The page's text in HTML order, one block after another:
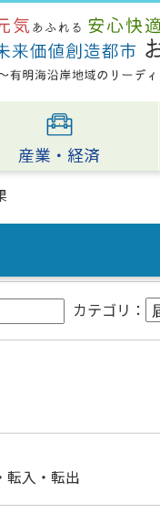
産業・経済
カテゴリ：
転入・転出